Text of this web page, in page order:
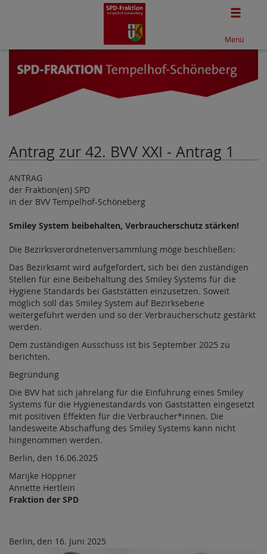
Menü
Antrag zur 42. BVV XXI - Antrag 1
ANTRAG
der Fraktion(en) SPD
in der BVV Tempelhof-Schöneberg
Smiley System beibehalten, Verbraucherschutz stärken!
Die Bezirksverordnetenversammlung möge beschließen:
Das Bezirksamt wird aufgefordert, sich bei den zuständigen
Stellen für eine Beibehaltung des Smiley Systems für die
Hygiene Standards bei Gaststätten einzusetzen. Soweit
möglich soll das Smiley System auf Bezirksebene
weitergeführt werden und so der Verbraucherschutz gestärkt
werden.
Dem zuständigen Ausschuss ist bis September 2025 zu
berichten.
Begründung
Die BVV hat sich jahrelang für die Einführung eines Smiley
Systems für die Hygienestandards von Gaststätten eingesetzt
mit positiven Effekten für die Verbraucher*innen. Die
landesweite Abschaffung des Smiley Systems kann nicht
hingenommen werden.
Berlin, den 16.06.2025
Marijke Höppner
Annette Hertlein
Fraktion der SPD
Berlin, den 16. Juni 2025